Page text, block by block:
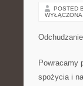
POSTED
WYŁĄCZONA
Powracamy
spożycia i